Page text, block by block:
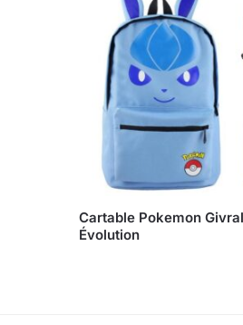
Cartable Pokemon
Évolution